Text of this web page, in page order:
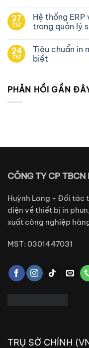
27
Th7
Hệ thống
trong quản lý
24
Th7
Tiêu chuẩn in
biết
PHẢN HỒI GẦN
CÔNG TY CP TBCN
Huỳnh Long - Đối tác
diện về thiết bị in
xuất công nghiệp
MST: 0301447031
TRỤ SỞ CHÍNH